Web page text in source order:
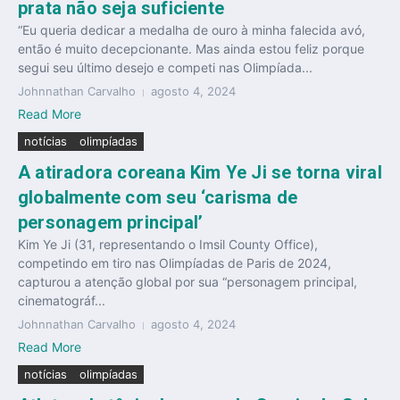
prata não seja suficiente
“Eu queria dedicar a medalha de ouro à minha falecida avó,
então é muito decepcionante. Mas ainda estou feliz porque
segui seu último desejo e competi nas Olimpíada...
Johnnathan Carvalho agosto 4, 2024
Read More
notícias olimpíadas
A atiradora coreana Kim Ye Ji se torna viral
globalmente com seu ‘carisma de
personagem principal’
Kim Ye Ji (31, representando o Imsil County Office),
competindo em tiro nas Olimpíadas de Paris de 2024,
capturou a atenção global por sua “personagem principal,
cinematográf...
Johnnathan Carvalho agosto 4, 2024
Read More
notícias olimpíadas